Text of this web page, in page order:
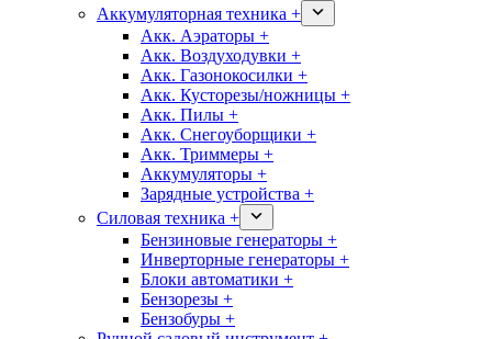
Аккумуляторная техника +
Акк. Аэраторы +
Акк. Воздуходувки +
Акк. Газонокосилки +
Акк. Кусторезы/ножницы +
Акк. Пилы +
Акк. Снегоуборщики +
Акк. Триммеры +
Аккумуляторы +
Зарядные устройства +
Силовая техника +
Бензиновые генераторы +
Инверторные генераторы +
Блоки автоматики +
Бензорезы +
Бензобуры +